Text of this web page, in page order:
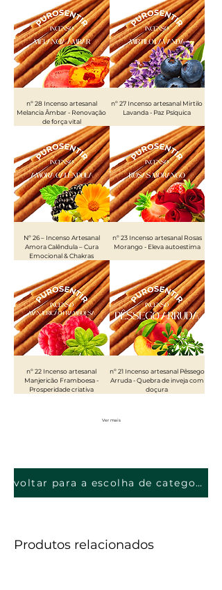
nº 28 Incenso artesanal
Melancia Âmbar - Renovação
de força vital
nº 27 Incenso artesanal Mirtilo
Lavanda - Paz Psíquica
Nº 26 – Incenso Artesanal
Amora Calêndula – Cura
Emocional & Chakras
nº 23 Incenso artesanal Rosas
Morango - Eleva autoestima
nº 22 Incenso artesanal
Manjericão Framboesa -
Prosperidade criativa
nº 21 Incenso artesanal Pêssego
Arruda - Quebra de inveja com
doçura
Ver mais
voltar para a escolha de categorias
Produtos relacionados